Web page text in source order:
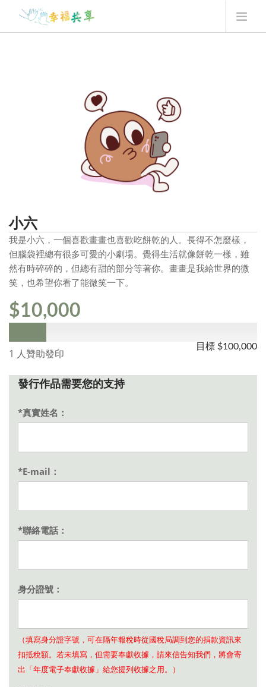
最新一季翻翻卡
小六
我是小六，一個喜歡畫畫也喜歡吃餅乾的人。長得不怎麼樣，
但腦袋裡總有很多可愛的小劇場。覺得生活就像餅乾一樣，雖
然有時碎碎的，但總有甜的部分等著你。畫畫是我給世界的微
笑，也希望你看了能微笑一下。
$10,000
1 人贊助發印
目標 $100,000
發行作品需要您的支持
*真實姓名：
*E-mail：
*聯絡電話：
身分證號：
（填寫身分證字號，可在隔年報稅時從國稅局調到您的捐款資訊來
扣抵稅額。若未填寫，但需要奉獻收據，請來信告知我們，將會寄
出「年度電子奉獻收據」給您提列收據之用。）